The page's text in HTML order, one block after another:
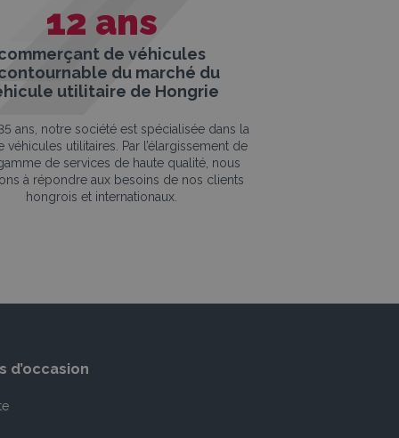
12 ans
de véhicules
du marché du
utilitaire de Hongrie
ans, notre société est spécialisée dans la
véhicules utilitaires. Par l’élargissement de
de services de haute qualité, nous
à répondre aux besoins de nos clients
hongrois et internationaux.
d’occasion